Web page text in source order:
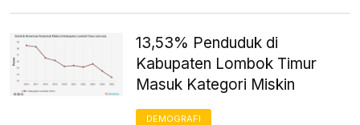
13,53% Penduduk di
Kabupaten Lombok Timur
Masuk Kategori Miskin
DEMOGRAFI